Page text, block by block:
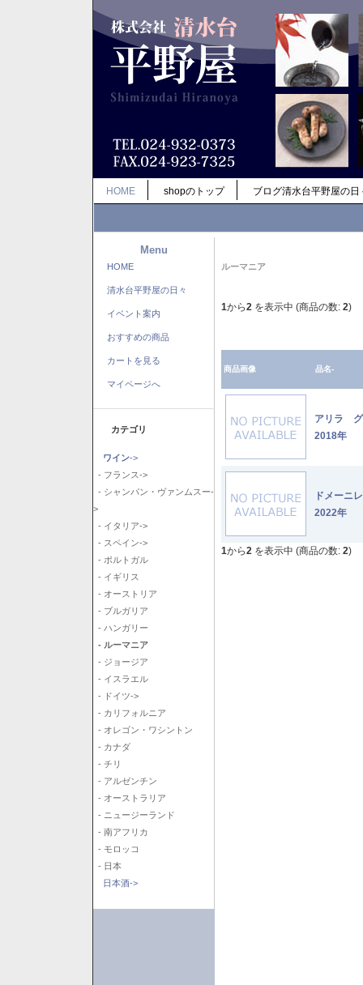
HOME shopのトップ ブログ清水台平野屋の日
Menu
HOME
清水台平野屋の日々
イベント案内
おすすめの商品
カートを見る
マイページへ
カテゴリ
ワイン->
- フランス->
- シャンパン・ヴァンムスー-
>
- イタリア->
- スペイン->
- ポルトガル
- イギリス
- オーストリア
- ブルガリア
- ハンガリー
- ルーマニア
- ジョージア
- イスラエル
- ドイツ->
- カリフォルニア
- オレゴン・ワシントン
- カナダ
- チリ
- アルゼンチン
- オーストラリア
- ニュージーランド
- 南アフリカ
- モロッコ
- 日本
日本酒->
ルーマニア
1から2 を表示中 (商品の数: 2)
商品画像 品名-
アリラ
2018年
ドメー
2022年
1から2 を表示中 (商品の数: 2)